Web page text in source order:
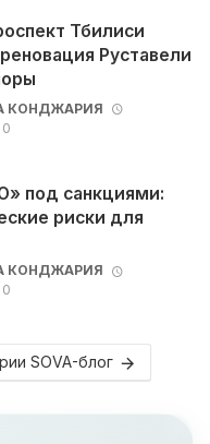
Тбилиси
Руставели
КОНДЖАРИЯ
0
под санкциями:
риски для
КОНДЖАРИЯ
0
SOVA-блог